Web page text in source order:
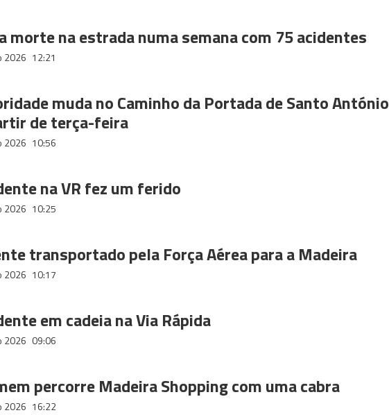
morte na estrada numa semana com 75 acidentes
2026 12:21
muda no Caminho da Portada de Santo António
de terça-feira
2026 10:56
na VR fez um ferido
2026 10:25
transportado pela Força Aérea para a Madeira
2026 10:17
em cadeia na Via Rápida
2026 09:06
percorre Madeira Shopping com uma cabra
2026 16:22